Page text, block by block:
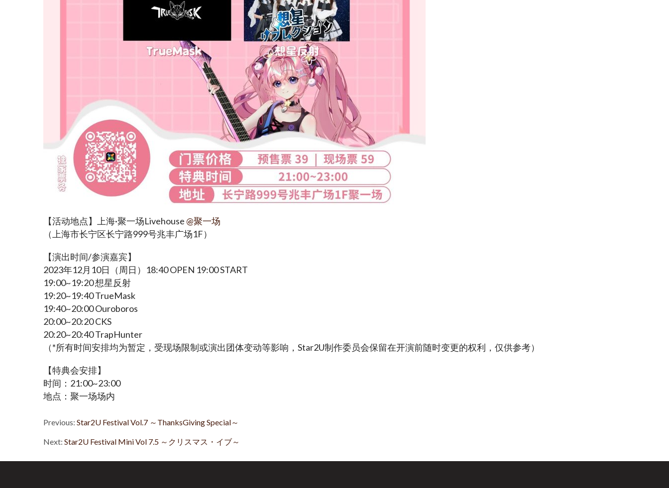
【活动地点】上海·聚一场Livehouse @聚一场
（上海市长宁区长宁路999号兆丰广场1F）
【演出时间/参演嘉宾】
2023年12月10日（周日）18:40 OPEN 19:00 START
19:00~19:20 想星反射
19:20~19:40 TrueMask
19:40~20:00 Ouroboros
20:00~20:20 CKS
20:20~20:40 TrapHunter
（*所有时间安排均为暂定，受现场限制或演出团体变动等影响，Star2U制作委员会保留在开演前随时变更的权利，仅供参考）
【特典会安排】
时间：21:00~23:00
地点：聚一场场内
Previous: Star2U Festival Vol.7 ～ThanksGiving Special～
Next: Star2U Festival Mini Vol 7.5 ～クリスマス・イブ～